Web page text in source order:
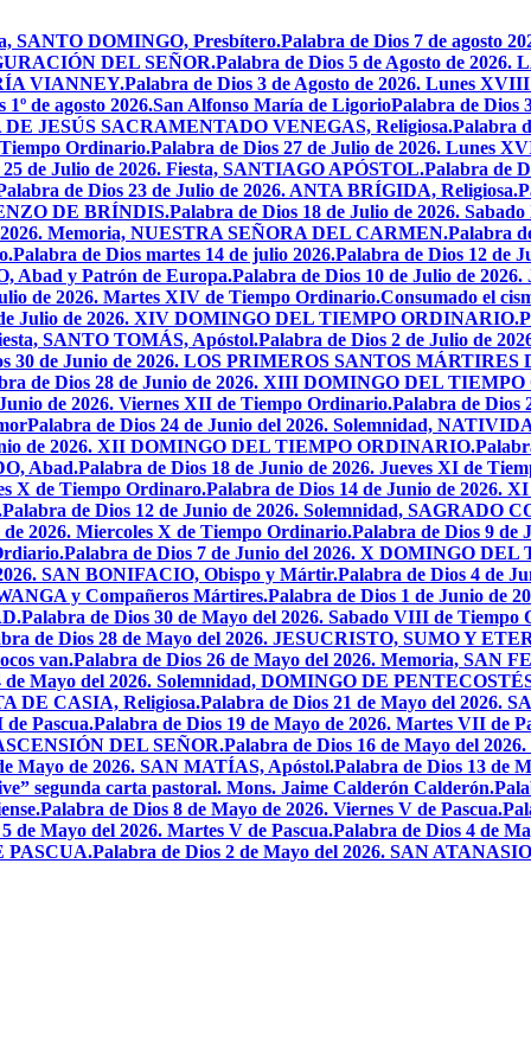
SANTO DOMINGO, Presbítero.Palabra de Dios 7 de agosto
DEL SEÑOR.Palabra de Dios 5 de Agosto de
VIANNEY.Palabra de Dios 3 de Agosto de 2026. Lunes
1º de agosto 2026.San Alfonso María de LigorioPalabra de Dios
JESÚS SACRAMENTADO VENEGAS, Religiosa.Palabra
Ordinario.Palabra de Dios 27 de Julio de 2026. Lunes
de Julio de 2026. Fiesta, SANTIAGO APÓSTOL.Palabra de
de Dios 23 de Julio de 2026. ANTA BRÍGIDA, Religiosa.
DE BRÍNDIS.Palabra de Dios 18 de Julio de 2026.
2026. Memoria, NUESTRA SEÑORA DEL CARMEN.Palabra
Palabra de Dios martes 14 de julio 2026.Palabra de Dios 12 de
Abad y Patrón de Europa.Palabra de Dios 10 de Julio de
de 2026. Martes XIV de Tiempo Ordinario.Consumado el
Julio de 2026. XIV DOMINGO DEL TIEMPO ORDINARIO.
SANTO TOMÁS, Apóstol.Palabra de Dios 2 de Julio de
30 de Junio de 2026. LOS PRIMEROS SANTOS
de Dios 28 de Junio de 2026. XIII DOMINGO DEL
de 2026. Viernes XII de Tiempo Ordinario.Palabra de Dios
Palabra de Dios 24 de Junio del 2026. Solemnidad,
de 2026. XII DOMINGO DEL TIEMPO ORDINARIO.
Abad.Palabra de Dios 18 de Junio de 2026. Jueves XI de
X de Tiempo Ordinaro.Palabra de Dios 14 de Junio de
Palabra de Dios 12 de Junio de 2026. Solemnidad, SAGRADO
2026. Miercoles X de Tiempo Ordinario.Palabra de Dios 9 de
Palabra de Dios 7 de Junio del 2026. X DOMINGO
SAN BONIFACIO, Obispo y Mártir.Palabra de Dios 4 de
y Compañeros Mártires.Palabra de Dios 1 de Junio de
Palabra de Dios 30 de Mayo del 2026. Sabado VIII de Tiempo
de Dios 28 de Mayo del 2026. JESUCRISTO, SUMO Y
van.Palabra de Dios 26 de Mayo del 2026. Memoria, SAN
de Mayo del 2026. Solemnidad, DOMINGO DE
DE CASIA, Religiosa.Palabra de Dios 21 de Mayo del 2026.
Pascua.Palabra de Dios 19 de Mayo de 2026. Martes VII de
DEL SEÑOR.Palabra de Dios 16 de Mayo del
Mayo de 2026. SAN MATÍAS, Apóstol.Palabra de Dios 13 de
segunda carta pastoral. Mons. Jaime Calderón Calderón.
Palabra de Dios 8 de Mayo de 2026. Viernes V de Pascua.
de Mayo del 2026. Martes V de Pascua.Palabra de Dios 4 de
PASCUA.Palabra de Dios 2 de Mayo del 2026. SAN